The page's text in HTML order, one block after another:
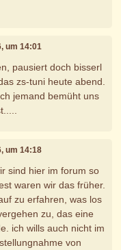
um 14:01
pausiert doch bisserl
zs-tuni heute abend.
jemand bemüht uns
um 14:18
sind hier im forum so
waren wir das früher.
zu erfahren, was los
zu, das eine
ich wills auch nicht im
von